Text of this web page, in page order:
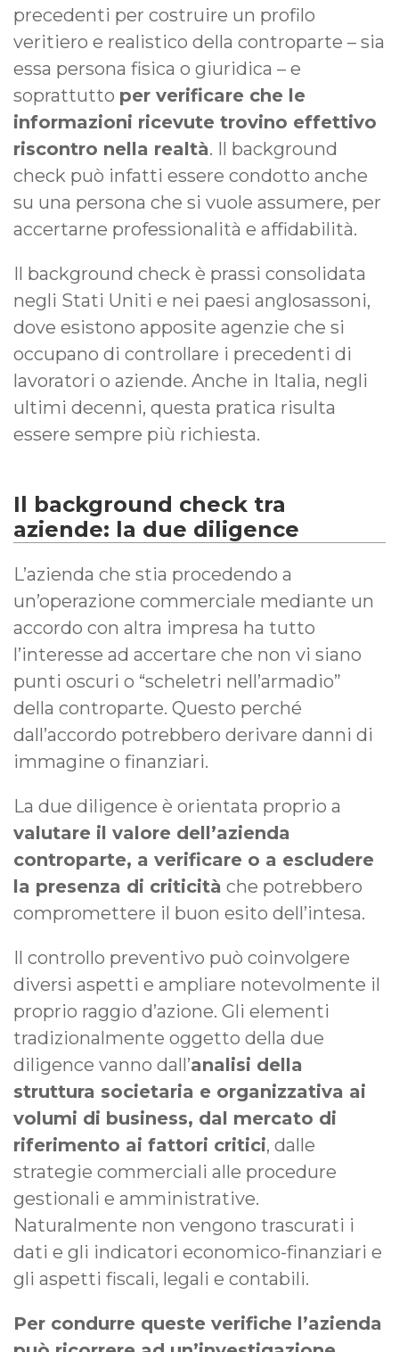
precedenti per costruire un profilo
veritiero e realistico della controparte – sia
essa persona fisica o giuridica – e
soprattutto per verificare che le
informazioni ricevute trovino effettivo
riscontro nella realtà. Il background
check può infatti essere condotto anche
su una persona che si vuole assumere, per
accertarne professionalità e affidabilità.
Il background check è prassi consolidata
negli Stati Uniti e nei paesi anglosassoni,
dove esistono apposite agenzie che si
occupano di controllare i precedenti di
lavoratori o aziende. Anche in Italia, negli
ultimi decenni, questa pratica risulta
essere sempre più richiesta.
Il background check tra
aziende: la due diligence
L’azienda che stia procedendo a
un’operazione commerciale mediante un
accordo con altra impresa ha tutto
l’interesse ad accertare che non vi siano
punti oscuri o “scheletri nell’armadio”
della controparte. Questo perché
dall’accordo potrebbero derivare danni di
immagine o finanziari.
La due diligence è orientata proprio a
valutare il valore dell’azienda
controparte, a verificare o a escludere
la presenza di criticità che potrebbero
compromettere il buon esito dell’intesa.
Il controllo preventivo può coinvolgere
diversi aspetti e ampliare notevolmente il
proprio raggio d’azione. Gli elementi
tradizionalmente oggetto della due
diligence vanno dall’analisi della
struttura societaria e organizzativa ai
volumi di business, dal mercato di
riferimento ai fattori critici, dalle
strategie commerciali alle procedure
gestionali e amministrative.
Naturalmente non vengono trascurati i
dati e gli indicatori economico-finanziari e
gli aspetti fiscali, legali e contabili.
Per condurre queste verifiche l’azienda